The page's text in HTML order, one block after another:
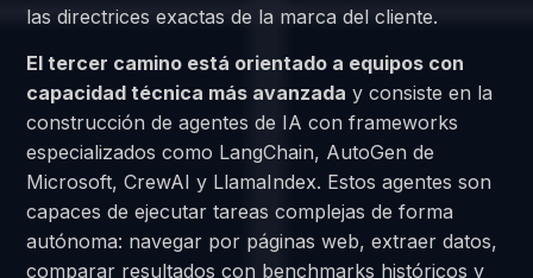
las directrices exactas de la marca del cliente.
El tercer camino está orientado a equipos con
capacidad técnica más avanzada y consiste en la
construcción de agentes de IA con frameworks
especializados como LangChain, AutoGen de
Microsoft, CrewAI y LlamaIndex. Estos agentes son
capaces de ejecutar tareas complejas de forma
autónoma: navegar por páginas web, extraer datos,
comparar resultados con benchmarks históricos y